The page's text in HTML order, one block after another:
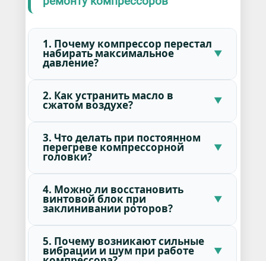
1. Почему компрессор перестал
набирать максимальное
давление?
2. Как устранить масло в
сжатом воздухе?
3. Что делать при постоянном
перегреве компрессорной
головки?
4. Можно ли восстановить
винтовой блок при
заклинивании роторов?
5. Почему возникают сильные
вибрации и шум при работе